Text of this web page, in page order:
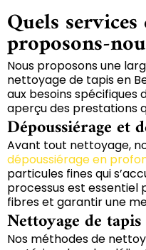
Quels
proposons-
Nous proposons une
nettoyage de tapis en
aux besoins spécifiques
aperçu des prestations
Dépoussiérage et
Avant tout nettoyage,
dépoussiérage en
particules fines qui
processus est essentiel
fibres et garantir une
Nettoyage de
Nos méthodes de